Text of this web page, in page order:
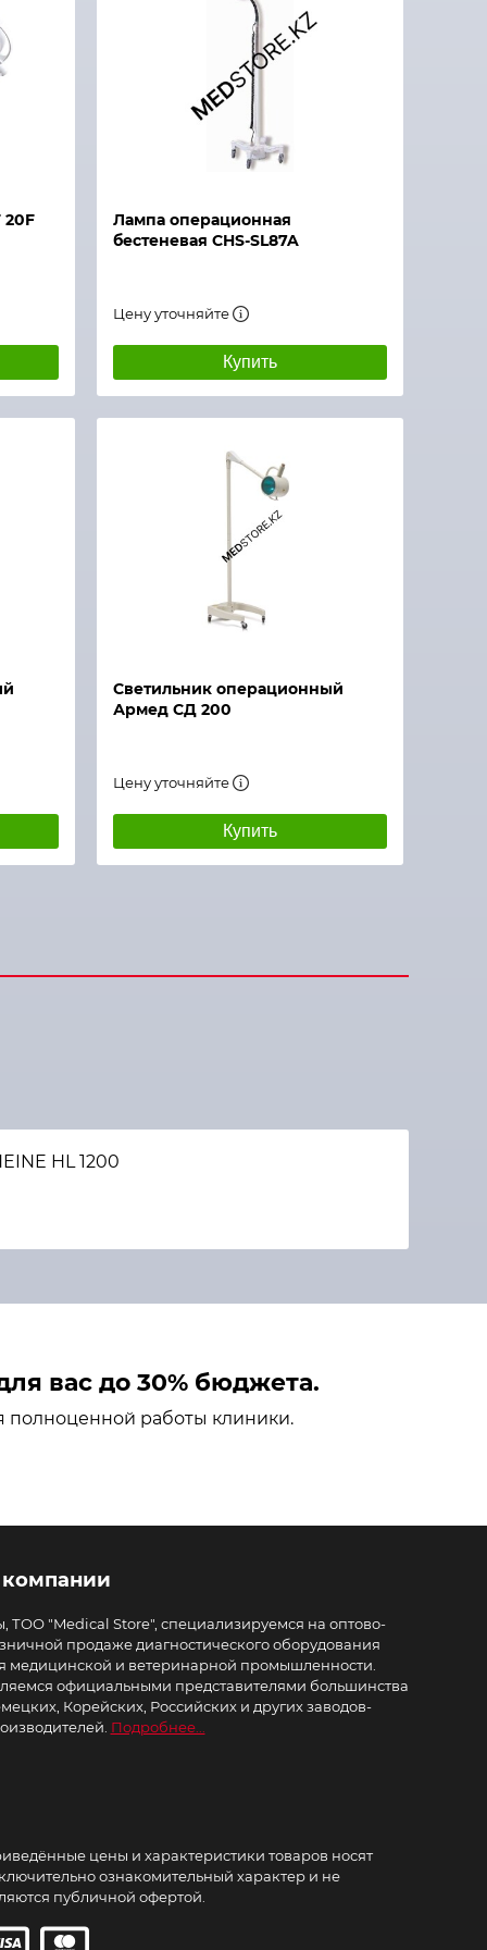
20F
Лампа операционная
бестеневая CHS-SL87A
Цену уточняйте
Купить
Светильник операционный
Армед СД 200
Цену уточняйте
Купить
HL 1200
вас до 30% бюджета.
полноценной работы клиники.
ТОО "Medical Store", специализируемся на оптово-
продаже диагностического оборудования
медицинской и ветеринарной промышленности.
официальными представителями большинства
Корейских, Российских и других заводов-
Подробнее...
цены и характеристики товаров носят
ознакомительный характер и не
публичной офертой.